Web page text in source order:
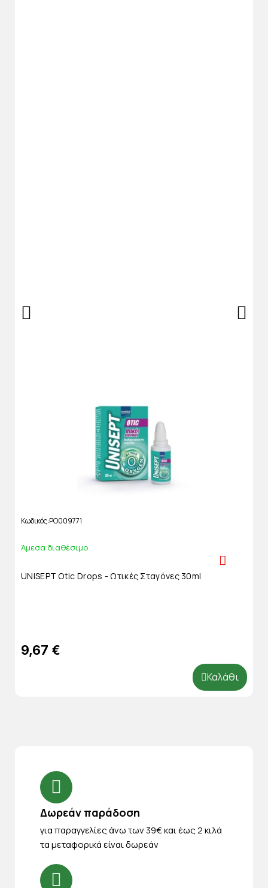
Κωδικός PO009771
Άμεσα διαθέσιμο
UNISEPT Otic Drops - Ωτικές Σταγόνες 30ml
9,67 €
Καλάθι
Δωρεάν παράδοση
για παραγγελίες άνω των 39€ και έως 2 κιλά
τα μεταφορικά είναι δωρεάν